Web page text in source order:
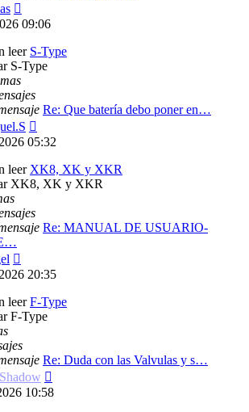
último
09:06
S-Type
S-Type
Re: Que batería debo poner en…
último
05:32
XK8, XK y XKR
XK8, XK y XKR
Re: MANUAL DE USUARIO-
último
20:35
F-Type
F-Type
Re: Duda con las Valvulas y s…
último
10:58